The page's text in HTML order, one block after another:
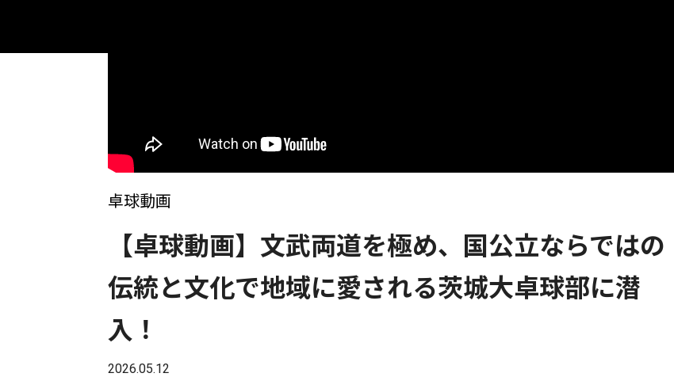
卓球動画
【卓球動画】文武両道を極め、国公立ならではの
伝統と文化で地域に愛される茨城大卓球部に潜
入！
2026.05.12